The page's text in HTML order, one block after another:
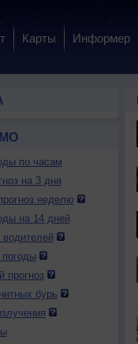
Карты Информер
по часам
на 3 дня
неделю
на 14 дней
водителей
погоды
прогноз
бурь